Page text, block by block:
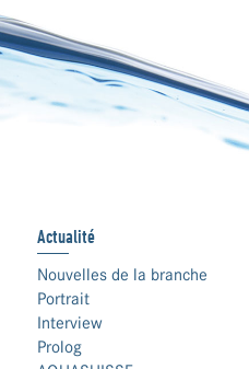
Actualité
Nouvelles de la branche
Portrait
Interview
Prolog